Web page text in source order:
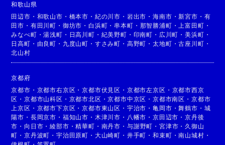
和歌山県
田辺市 ・ 和歌山市 ・ 橋本市 ・ 紀の川市 ・ 岩出市 ・海南市 ・新宮市 ・ 有
田市 ・ 有田川町 ・ 御坊市 ・ 白浜町 ・ 串本町 ・ 那智勝浦町 ・ 上富田町 ・
みなべ町 ・湯浅町 ・ 日高川町 ・ 紀美野町 ・ 印南町 ・ 広川町 ・美浜町 ・
日高町 ・ 由良町 ・ 九度山町 ・ すさみ町 ・ 高野町 ・太地町 ・古座川町 ・
北山村
京都府
京都市 ・ 京都市右京区 ・京都市伏見区 ・ 京都市左京区 ・ 京都市西京
区 ・京都市山科区 ・ 京都市北区 ・京都市中京区 ・京都市南区 ・ 京都市
上京区 ・ 京都市下京区 ・京都市東山区 ・ 宇治市 ・亀岡市 ・舞鶴市 ・ 城
陽市 ・ 長岡京市 ・ 福知山市 ・ 木津川市 ・ 八幡市 ・京田辺市 ・京丹後
市 ・向日市 ・綾部市 ・精華町 ・ 南丹市 ・ 与謝野町 ・ 宮津市 ・ 久御山
町 ・京丹波町 ・宇治田原町 ・ 大山崎町 ・ 井手町 ・和束町 ・南山城村 ・